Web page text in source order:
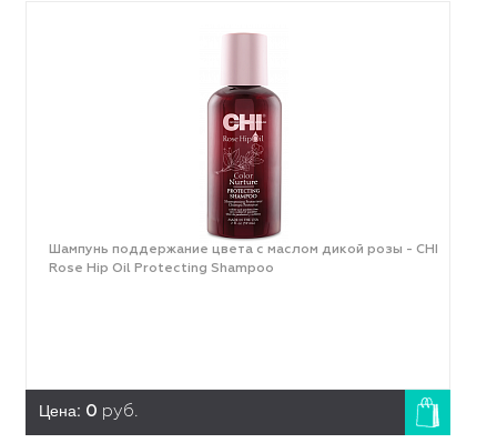
Шампунь поддержание цвета с маслом дикой розы - CHI
Rose Hip Oil Protecting Shampoo
Цена: 0 руб.